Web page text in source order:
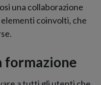
una collaborazione
coinvolti, che
formazione